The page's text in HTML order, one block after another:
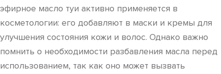
эфирное масло туи активно применяется в
косметологии: его добавляют в маски и кремы для
улучшения состояния кожи и волос. Однако важно
помнить о необходимости разбавления масла перед
использованием, так как оно может вызвать